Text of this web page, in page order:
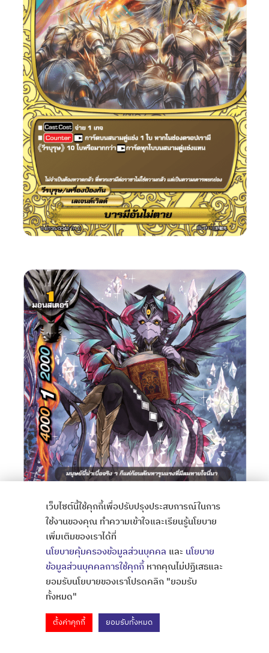
เว็บไซต์นี้ใช้คุกกี้เพื่อปรับปรุงประสบการณ์ในการ
ใช้งานของคุณ ทำความเข้าใจและเรียนรู้นโยบาย
เพิ่มเติมของเราได้ที่
นโยบายคุ้มครองข้อมูลส่วนบุคคล และ นโยบาย
ข้อมูลส่วนบุคคลการใช้คุกกี้หากคุณไม่ปฏิเสธและ
ยอมรับนโยบายของเราโปรดคลิก "ยอมรับ
ทั้งหมด"
ตั้งค่าคุกกี้ ยอมรับทั้งหมด